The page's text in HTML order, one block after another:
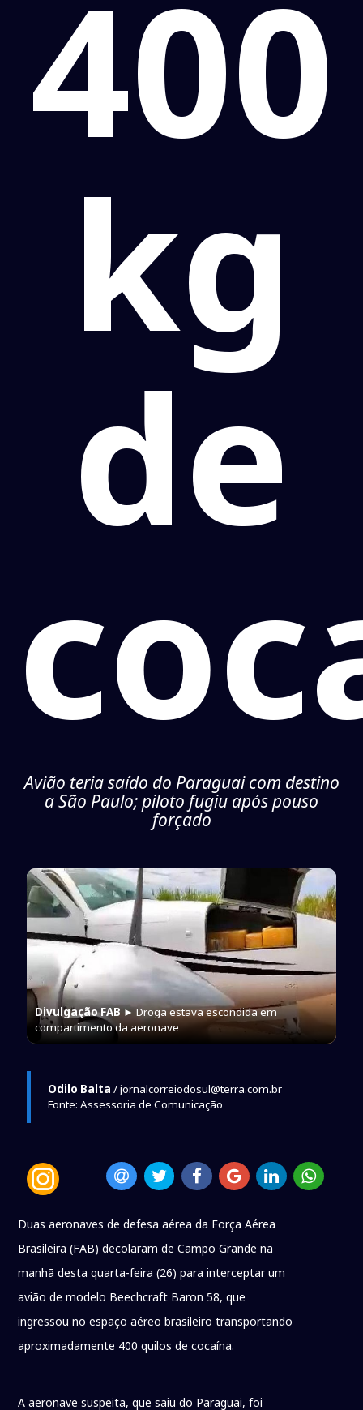
400
kg
de
Avião teria saído do Paraguai com destino
a São Paulo; piloto fugiu após pouso
forçado
Divulgação FAB► Droga estava escondida em
compartimento da aeronave
Odilo Balta / jornalcorreiodosul@terra.com.br
Fonte: Assessoria de Comunicação
Duas aeronaves de defesa aérea da Força Aérea
Brasileira (FAB) decolaram de Campo Grande na
manhã desta quarta-feira (26) para interceptar um
avião de modelo Beechcraft Baron 58, que
ingressou no espaço aéreo brasileiro transportando
aproximadamente 400 quilos de cocaína.
A aeronave suspeita, que saiu do Paraguai, foi